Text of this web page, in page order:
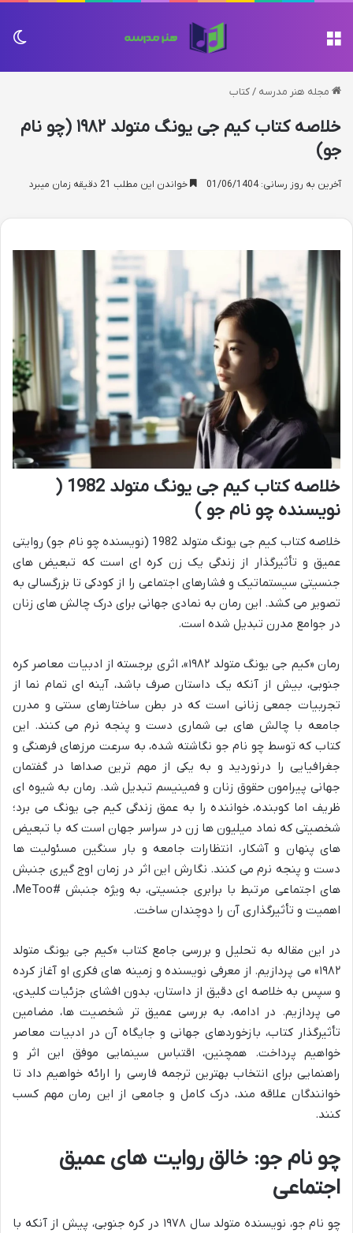
مجله هنر مدرسه /کتاب
خلاصه کتاب کیم جی یونگ متولد ۱۹۸۲ (چو نام
جو)
آخرین به روز رسانی: 01/06/1404 خواندن این مطلب 21 دقیقه زمان میبرد
خلاصه کتاب کیم جی یونگ متولد 1982 (
نویسنده چو نام جو )
خلاصه کتاب کیم جی یونگ متولد 1982 (نویسنده چو نام جو) روایتی
عمیق و تأثیرگذار از زندگی یک زن کره ای است که تبعیض های
جنسیتی سیستماتیک و فشارهای اجتماعی را از کودکی تا بزرگسالی به
تصویر می کشد. این رمان به نمادی جهانی برای درک چالش های زنان
در جوامع مدرن تبدیل شده است.
رمان «کیم جی یونگ متولد ۱۹۸۲»، اثری برجسته از ادبیات معاصر کره
جنوبی، بیش از آنکه یک داستان صرف باشد، آینه ای تمام نما از
تجربیات جمعی زنانی است که در بطن ساختارهای سنتی و مدرن
جامعه با چالش های بی شماری دست و پنجه نرم می کنند. این
کتاب که توسط چو نام جو نگاشته شده، به سرعت مرزهای فرهنگی و
جغرافیایی را درنوردید و به یکی از مهم ترین صداها در گفتمان
جهانی پیرامون حقوق زنان و فمینیسم تبدیل شد. رمان به شیوه ای
ظریف اما کوبنده، خواننده را به عمق زندگی کیم جی یونگ می برد؛
شخصیتی که نماد میلیون ها زن در سراسر جهان است که با تبعیض
های پنهان و آشکار، انتظارات جامعه و بار سنگین مسئولیت ها
دست و پنجه نرم می کنند. نگارش این اثر در زمان اوج گیری جنبش
های اجتماعی مرتبط با برابری جنسیتی، به ویژه جنبش #MeToo،
اهمیت و تأثیرگذاری آن را دوچندان ساخت.
در این مقاله به تحلیل و بررسی جامع کتاب «کیم جی یونگ متولد
۱۹۸۲» می پردازیم. از معرفی نویسنده و زمینه های فکری او آغاز کرده
و سپس به خلاصه ای دقیق از داستان، بدون افشای جزئیات کلیدی،
می پردازیم. در ادامه، به بررسی عمیق تر شخصیت ها، مضامین
تأثیرگذار کتاب، بازخوردهای جهانی و جایگاه آن در ادبیات معاصر
خواهیم پرداخت. همچنین، اقتباس سینمایی موفق این اثر و
راهنمایی برای انتخاب بهترین ترجمه فارسی را ارائه خواهیم داد تا
خوانندگان علاقه مند، درک کامل و جامعی از این رمان مهم کسب
کنند.
چو نام جو: خالق روایت های عمیق
اجتماعی
چو نام جو، نویسنده متولد سال ۱۹۷۸ در کره جنوبی، پیش از آنکه با